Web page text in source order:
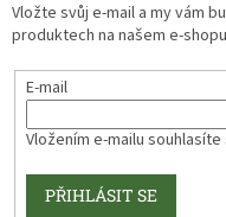
Vložte svůj e-mail a my vám
produktech na našem e-
E-mail
Vložením e-mailu souhlasíte
PŘIHLÁSIT SE